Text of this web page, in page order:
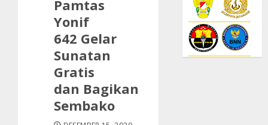
Pamtas
Yonif
642 Gelar
Sunatan
Gratis
dan Bagikan
Sembako